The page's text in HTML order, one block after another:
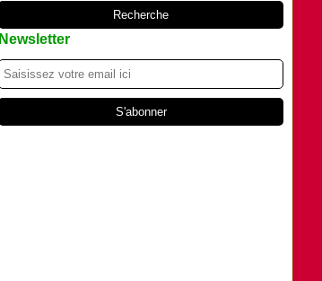
Newsletter